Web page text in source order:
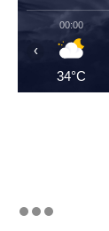
00:00
34°C
‹